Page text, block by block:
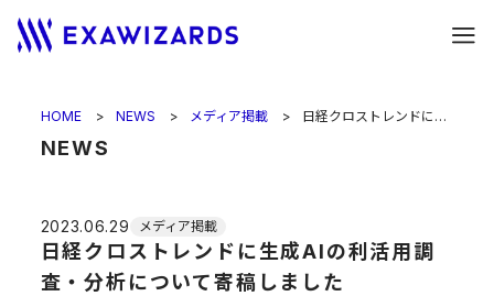
HOME NEWS メディア掲載 日経クロストレンドに生成AIの利活用調査・分析について寄稿しました
NEWS
2023.06.29 メディア掲載
日経クロストレンドに生成AIの利活用調
査・分析について寄稿しました